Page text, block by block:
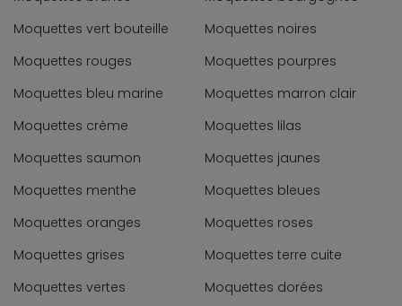
Moquettes vert bouteille
Moquettes noires
Moquettes rouges
Moquettes pourpres
Moquettes bleu marine
Moquettes marron clair
Moquettes crème
Moquettes lilas
Moquettes saumon
Moquettes jaunes
Moquettes menthe
Moquettes bleues
Moquettes oranges
Moquettes roses
Moquettes grises
Moquettes terre cuite
Moquettes vertes
Moquettes dorées